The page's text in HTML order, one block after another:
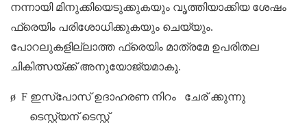
നന്നായി മിനുക്കിയെടുക്കുകയും വൃത്തിയാക്കിയ ശേഷം
ഫ്രെയിം പരിശോധിക്കുകയും ചെയ്യും.
പോറലുകളില്ലാത്ത ഫ്രെയിം മാത്രമേ ഉപരിതല
ചികിത്സയ്ക്ക് അനുയോജ്യമാകൂ.
ø F ഇസ്പോസ് ഉദാഹരണ നിറം
ചേര് ക്കുന്നു
ടെസ്റ്റ്യന് ടെസ്റ്റ്